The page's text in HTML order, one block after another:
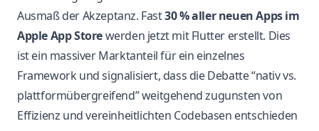
Ausmaß der Akzeptanz. Fast30 % aller neuen Apps im
Apple App Storewerden jetzt mit Flutter erstellt. Dies
ist ein massiver Marktanteil für ein einzelnes
Framework und signalisiert, dass die Debatte “nativ vs.
plattformübergreifend” weitgehend zugunsten von
Effizienz und vereinheitlichten Codebasen entschieden